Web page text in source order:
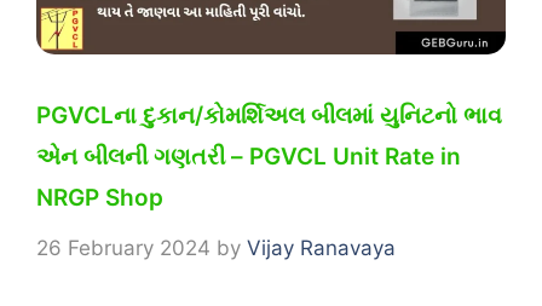
PGVCLના દુકાન/કોમર્શિઅલ બીલમાં યુનિટનો ભાવ
એન બીલની ગણતરી – PGVCL Unit Rate in
NRGP Shop
26 February 2024 by Vijay Ranavaya